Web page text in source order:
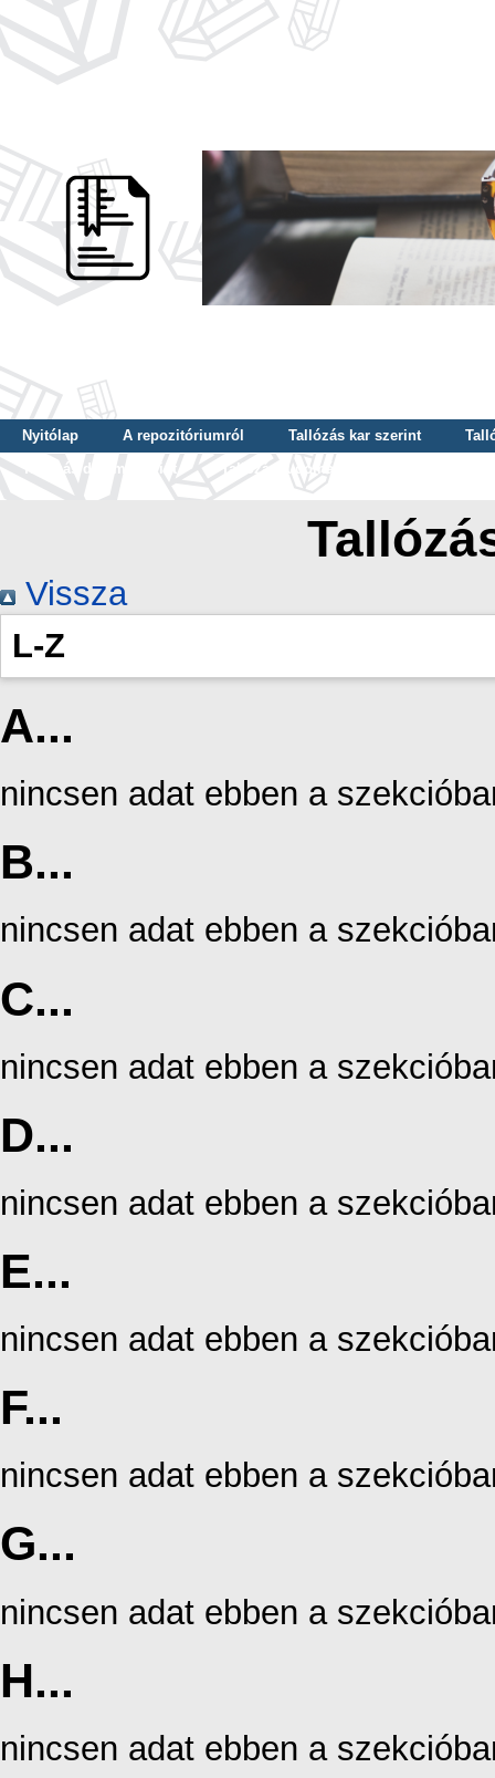
Nyitólap A repozitóriumról Tallózás kar szerint
Tallózás dátum szerint
Tallózás tudományterület szerint
Vissza
L-Z
A...
nincsen adat ebben a
B...
nincsen adat ebben a
C...
nincsen adat ebben a
D...
nincsen adat ebben a
E...
nincsen adat ebben a
F...
nincsen adat ebben a
G...
nincsen adat ebben a
H...
nincsen adat ebben a